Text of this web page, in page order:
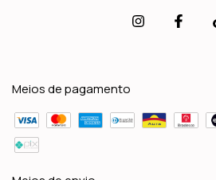
Meios de pagamento